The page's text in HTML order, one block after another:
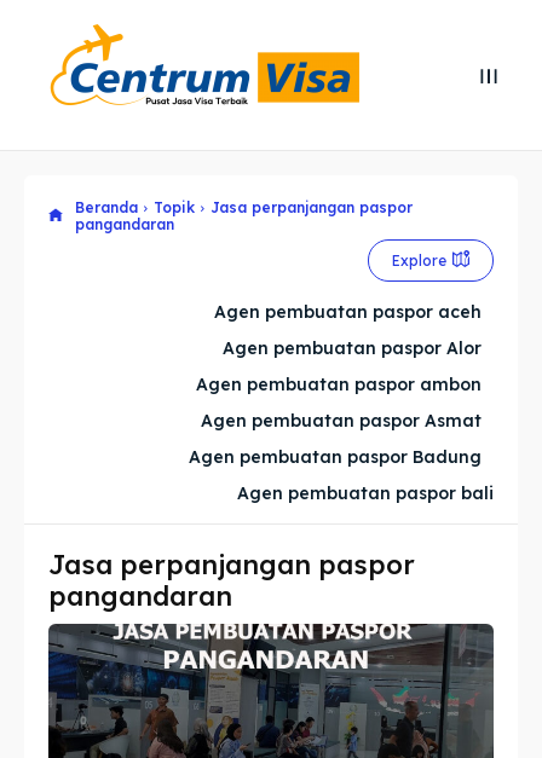
Explore our destinations
Imta
Legalisir
Apostille
Penerjemah
Explore our destinations
Imta
Legalisir
Apostille
Penerjemah
Beranda Topik
Jasa perpanjangan paspor
pangandaran
Explore
Agen pembuatan paspor aceh
Agen pembuatan paspor Alor
Agen pembuatan paspor ambon
Agen pembuatan paspor Asmat
Agen pembuatan paspor Badung
Agen pembuatan paspor bali
Jasa perpanjangan paspor
pangandaran